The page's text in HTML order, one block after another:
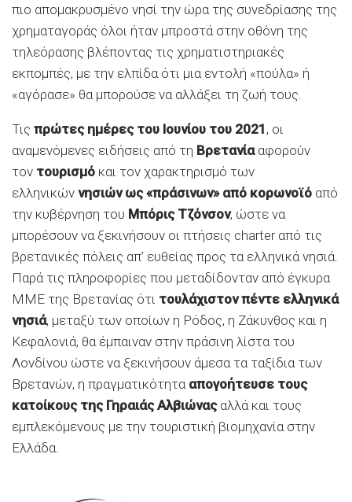
πιο απομακρυσμένο νησί την ώρα της συνεδρίασης της
χρηματαγοράς όλοι ήταν μπροστά στην οθόνη της
τηλεόρασης βλέποντας τις χρηματιστηριακές
εκπομπές, με την ελπίδα ότι μια εντολή «πούλα» ή
«αγόρασε» θα μπορούσε να αλλάξει τη ζωή τους.
Τις πρώτες ημέρες του Ιουνίου του 2021 , οι
αναμενόμενες ειδήσεις από τη Βρετανίααφορούν
τον τουρισμό και τον χαρακτηρισμό των
ελληνικών νησιών ως «πράσινων» από κορωνοϊό από
την κυβέρνηση του Μπόρις Τζόνσον, ώστε να
μπορέσουν να ξεκινήσουν οι πτήσεις charter από τις
βρετανικές πόλεις απ’ ευθείας προς τα ελληνικά νησιά.
Παρά τις πληροφορίες που μεταδίδονταν από έγκυρα
ΜΜΕ της Βρετανίας ότι τουλάχιστον πέντε ελληνικά
νησιά, μεταξύ των οποίων η Ρόδος, η Ζάκυνθος και η
Κεφαλονιά, θα έμπαιναν στην πράσινη λίστα του
Λονδίνου ώστε να ξεκινήσουν άμεσα τα ταξίδια των
Βρετανών, η πραγματικότητα απογοήτευσε τους
κατοίκους της Γηραιάς Αλβιώναςαλλά και τους
εμπλεκόμενους με την τουριστική βιομηχανία στην
Ελλάδα.